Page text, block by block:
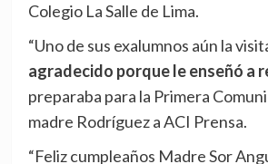
Colegio La Salle de Lima.
“Uno de sus exalumnos aún la
agradecido porque le enseñó a
preparaba para la Primera
madre Rodríguez a ACI Prensa.
“Feliz cumpleaños Madre Sor